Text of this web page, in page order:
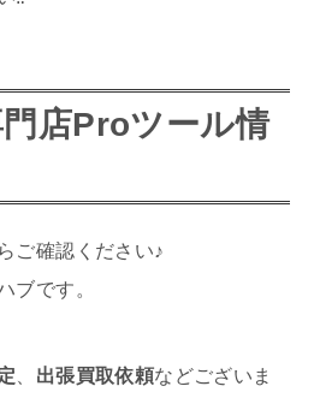
店Proツール情
ご確認ください♪
ブです。
出張買取依頼などございま